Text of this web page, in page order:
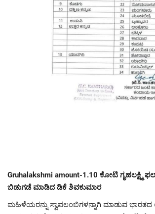
Gruhalakshmi amount-1.10 ಕೋಟಿ ಗೃಹಲಕ್ಷ್ಮಿ
ಬಿಡುಗಡೆ ಮಾಡಿದ ಡಿಕೆ ಶಿವಕುಮಾರ
ಮಹಿಳೆಯರನ್ನು ಸ್ವಾವಲಂಬಿಗಳನ್ನಾಗಿ ಮಾಡುವ ಭಾರತದ